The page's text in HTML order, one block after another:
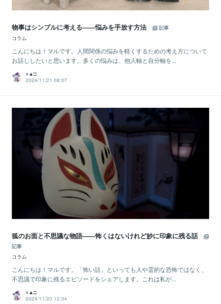
物事はシンプルに考える――悩みを手放す方法
記事
コラム
こんにちは！マルです。人間関係の悩みを軽くするための考え方について
お話ししたいと思います。多くの悩みは、他人軸と自分軸を...
○▲□
2024/11/21 08:07
狐のお面と不思議な物語――怖くはないけれど妙に印象に残る話
記事
コラム
こんにちは！マルです。「怖い話」といっても人や霊的な恐怖ではなく、
不思議で印象に残るエピソードをシェアします。これは私が...
○▲□
2024/11/20 12:34